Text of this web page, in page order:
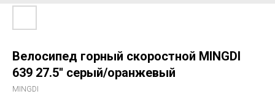
Велосипед горный скоростной MINGDI
639 27.5'' серый/оранжевый
MINGDI